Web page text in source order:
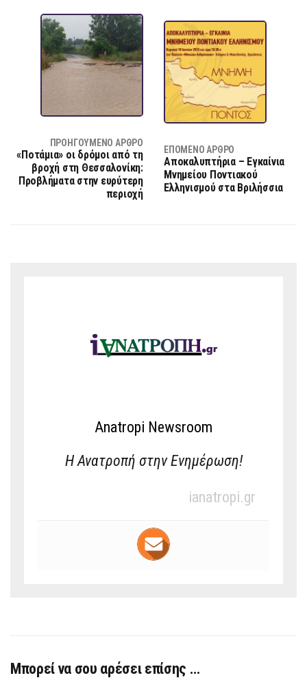
ΠΡΟΗΓΟΎΜΕΝΟ ΆΡΘΡΟ
«Ποτάμια» οι δρόμοι από τη
βροχή στη Θεσσαλονίκη:
Προβλήματα στην ευρύτερη
περιοχή
ΕΠΌΜΕΝΟ ΆΡΘΡΟ
Αποκαλυπτήρια – Εγκαίνια
Μνημείου Ποντιακού
Ελληνισμού στα Βριλήσσια
Anatropi Newsroom
Η Ανατροπή στην Ενημέρωση!
ianatropi.gr
Μπορεί να σου αρέσει επίσης …